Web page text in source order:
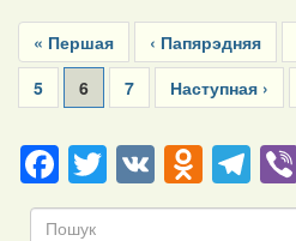
Pagination
First
page
« Першая
Previous
page
‹ Папярэдняя
Page
5
Current
page
6 Page
7
Next
page
Наступная ›
Facebook
Twitter
VK